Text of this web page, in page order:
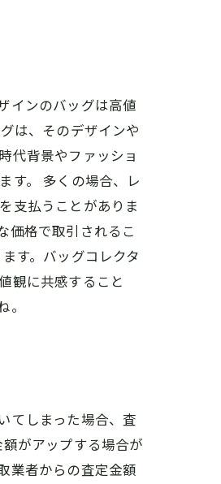
インのバッグは高値
は、そのデザインや
代背景やファッショ
す。 多くの場合、レ
支払うことがありま
価格で取引されるこ
す。バッグコレクタ
観に共感すること
てしまった場合、査
がアップする場合が
業者からの査定金額